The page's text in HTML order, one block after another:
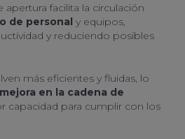
apertura facilita la circulación
de personal y equipos,
y reduciendo posibles
más eficientes y fluidas, lo
en la cadena de
capacidad para cumplir con los